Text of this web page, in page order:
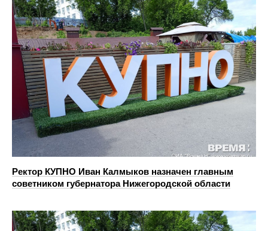
Ректор КУПНО Иван Калмыков назначен главным
советником губернатора Нижегородской области